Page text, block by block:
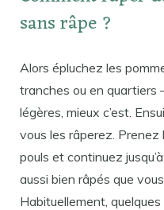
sans râpe ?
Alors épluchez les
tranches ou en quartiers
légères, mieux c’est.
vous les râperez. Prenez
pouls et continuez
aussi bien râpés que
Habituellement,